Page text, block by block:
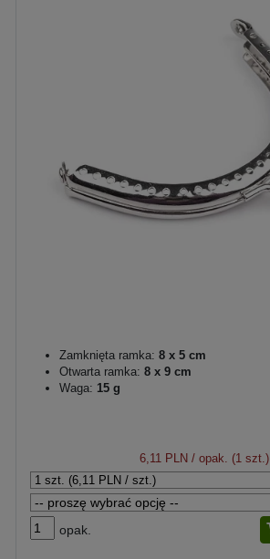
Zamknięta ramka: 8 x 5 cm
Otwarta ramka: 8 x 9 cm
Waga: 15 g
6,11 PLN / opak. (1 szt.)
opak.